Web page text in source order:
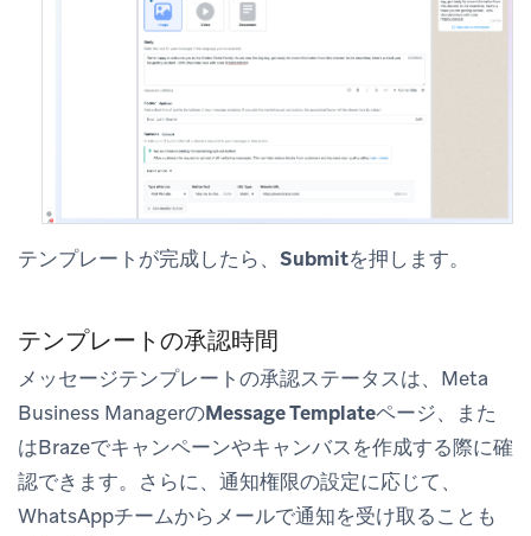
テンプレートが完成したら、 Submitを押します。
テンプレートの承認時間
メッセージテンプレートの承認ステータスは、Meta
Business ManagerのMessage Templateページ、また
はBrazeでキャンペーンやキャンバスを作成する際に確
認できます。さらに、通知権限の設定に応じて、
WhatsAppチームからメールで通知を受け取ることも